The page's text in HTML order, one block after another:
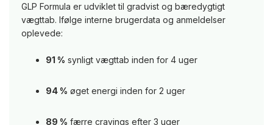
GLP Formula er udviklet til gradvist og bæredygtigt
vægttab. Ifølge interne brugerdata og anmeldelser
oplevede:
91 % synligt vægttab inden for 4 uger
94 % øget energi inden for 2 uger
89 % færre cravings efter 3 uger